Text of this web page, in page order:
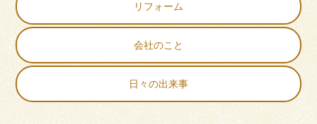
リフォーム
会社のこと
日々の出来事